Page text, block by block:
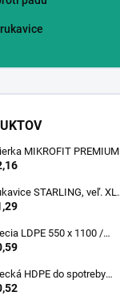
MIKROFIT PREMIUM
40x40 cm, 305 gr./m2
STARLING, veľ. XL
pár = bal)
LDPE 550 x 1100 /
číra
HDPE do spotreby
0,007, číre, (50 ks =